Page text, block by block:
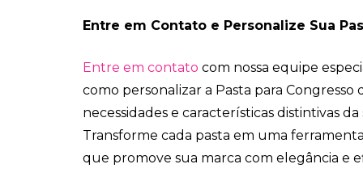
Entre em Contato e Personalize Sua
Entre em contato com nossa equipe
como personalizar a Pasta para Congresso
necessidades e características distintivas da
Transforme cada pasta em uma
que promove sua marca com elegância e